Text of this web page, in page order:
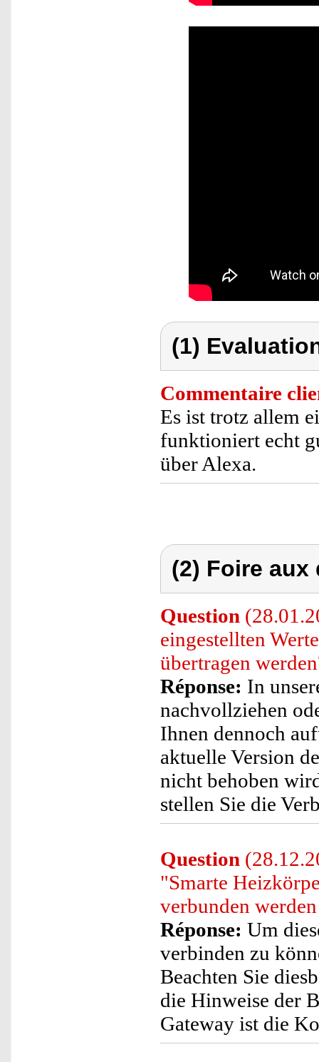
(1)
Commentaire
Es ist trotz allem
funktioniert echt
über Alexa.
(2) Foire
Question
eingestellten
übertragen
Réponse: In
nachvollziehen
Ihnen dennoch
aktuelle Version
nicht behoben
stellen Sie die
Question
"Smarte
verbunden
Réponse: Um
verbinden zu
Beachten Sie
die Hinweise der
Gateway ist die